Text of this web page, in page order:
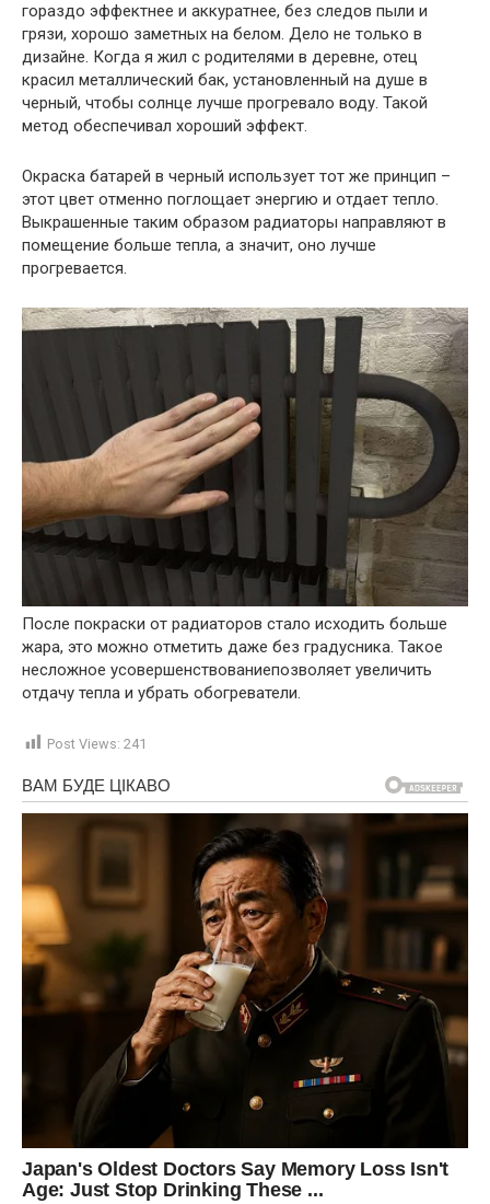
гораздо эффектнее и аккуратнее, без следов пыли и
грязи, хорошо заметных на белом. Дело не только в
дизайне. Когда я жил с родителями в деревне, отец
красил металлический бак, установленный на душе в
черный, чтобы солнце лучше прогревало воду. Такой
метод обеспечивал хороший эффект.
Окраска батарей в черный использует тот же принцип –
этот цвет отменно поглощает энергию и отдает тепло.
Выкрашенные таким образом радиаторы направляют в
помещение больше тепла, а значит, оно лучше
прогревается.
После покраски от радиаторов стало исходить больше
жара, это можно отметить даже без градусника. Такое
несложное усовершенствованиепозволяет увеличить
отдачу тепла и убрать обогреватели.
Post Views: 241